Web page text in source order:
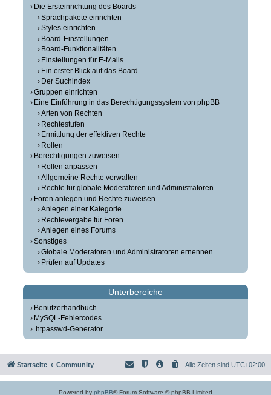
Die Ersteinrichtung des Boards
Sprachpakete einrichten
Styles einrichten
Board-Einstellungen
Board-Funktionalitäten
Einstellungen für E-Mails
Ein erster Blick auf das Board
Der Suchindex
Gruppen einrichten
Eine Einführung in das Berechtigungssystem von phpBB
Arten von Rechten
Rechtestufen
Ermittlung der effektiven Rechte
Rollen
Berechtigungen zuweisen
Rollen anpassen
Allgemeine Rechte verwalten
Rechte für globale Moderatoren und Administratoren
Foren anlegen und Rechte zuweisen
Anlegen einer Kategorie
Rechtevergabe für Foren
Anlegen eines Forums
Sonstiges
Globale Moderatoren und Administratoren ernennen
Prüfen auf Updates
Unterbereiche
Benutzerhandbuch
MySQL-Fehlercodes
.htpasswd-Generator
Startseite Community Alle Zeiten sind UTC+02:00
Powered by phpBB® Forum Software © phpBB Limited